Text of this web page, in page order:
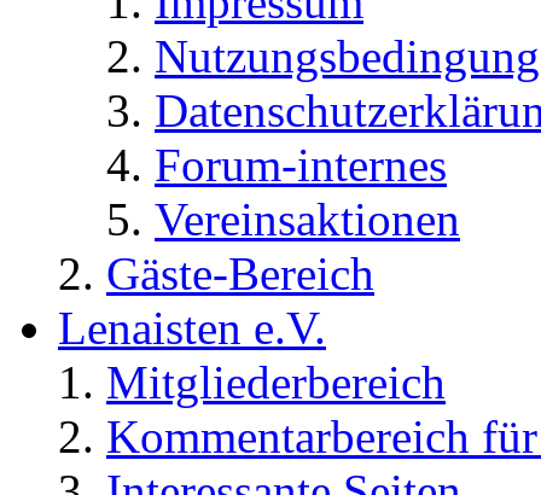
Forum-internes
Vereinsaktionen
Gäste-Bereich
Lenaisten e.V.
Mitgliederbereich
Kommentarbereich